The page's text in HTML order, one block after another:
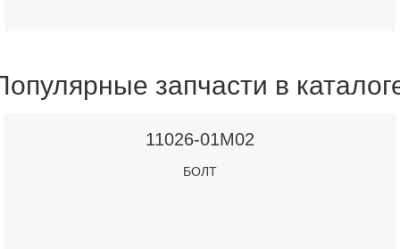
запчасти в
11026-01M02
БОЛТ